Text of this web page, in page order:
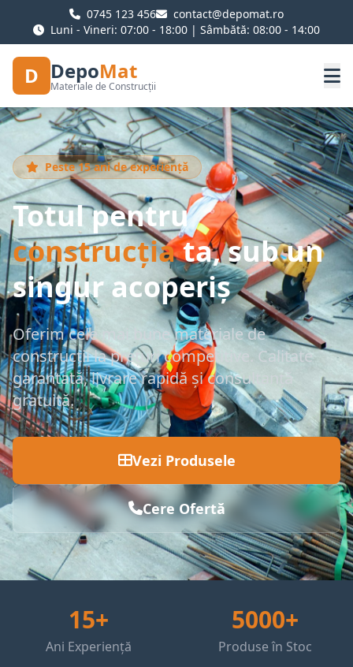
0745 123 456
contact@depomat.ro
Luni - Vineri: 07:00 - 18:00 | Sâmbătă: 08:00 - 14:00
D DepoMat
Materiale de Construcții
Peste 15 ani de experiență
Totul pentru
construcțiata, sub un
singur acoperiș
Oferim cele mai bune materiale de
construcții la prețuri competitive. Calitate
garantată, livrare rapidă și consultanță
gratuită.
Vezi Produsele
Cere Ofertă
15+
Ani Experiență
5000+
Produse în Stoc